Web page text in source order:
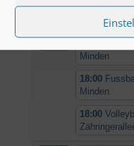
AUG. 16:30Boule
Minden
18:00
Minden
18:00